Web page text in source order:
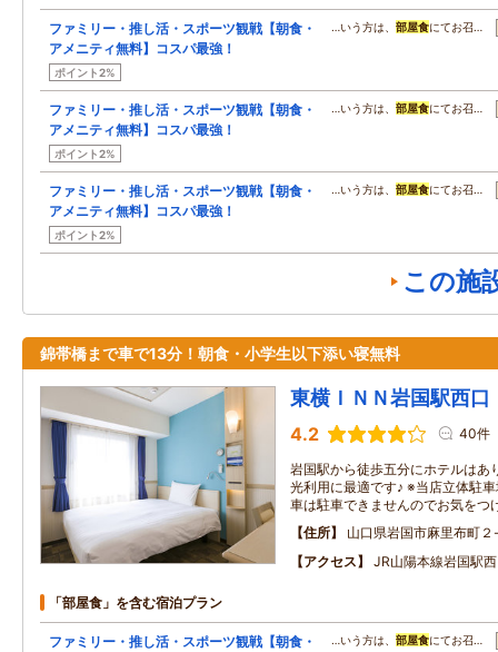
ファミリー・推し活・スポーツ観戦【朝食・
アメニティ無料】コスパ最強！
ポイント2%
…いう方は、 部屋食にてお召…
ファミリー・推し活・スポーツ観戦【朝食・
アメニティ無料】コスパ最強！
ポイント2%
…いう方は、 部屋食にてお召…
ファミリー・推し活・スポーツ観戦【朝食・
アメニティ無料】コスパ最強！
ポイント2%
…いう方は、 部屋食にてお召…
この施
錦帯橋まで車で13分！朝食・小学生以下添い寝無料
東横ＩＮＮ岩国駅西口
4.2 40件
岩国駅から徒歩五分にホテルはあ
光利用に最適です♪ ※当店立体駐
車は駐車できませんのでお気をつ
住所
山口県岩国市麻里布町
アクセス
JR山陽本線岩国駅
「部屋食」を含む宿泊プラン
ファミリー・推し活・スポーツ観戦【朝食・
…いう方は、 部屋食にてお召…